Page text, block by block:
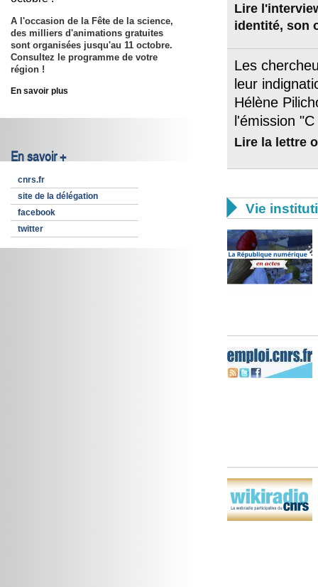
A l'occasion de la Fête de la science,
des milliers d'animations gratuites
sont organisées jusqu'au 11 octobre.
Consultez le programme de votre
région !
En savoir plus
En savoir +
cnrs.fr
site de la délégation
facebook
twitter
Lire
identité, son
Les
leur
Hélène
l'émission
Lire la lettre
 Vie